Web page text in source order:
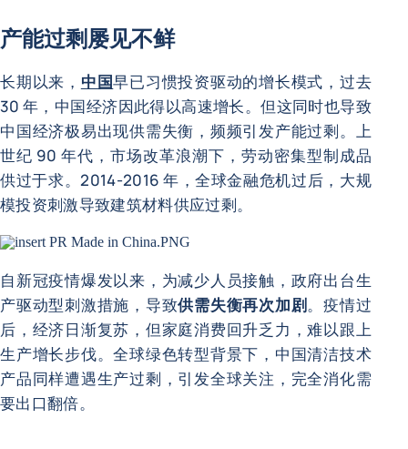
产能过剩屡见不鲜
长期以来， 中国早已习惯投资驱动的增长模式，过去
30 年，中国经济因此得以高速增长。但这同时也导致
中国经济极易出现供需失衡，频频引发产能过剩。上
世纪 90 年代，市场改革浪潮下，劳动密集型制成品
供过于求。2014-2016 年，全球金融危机过后，大规
模投资刺激导致建筑材料供应过剩。
自新冠疫情爆发以来，为减少人员接触，政府出台生
产驱动型刺激措施，导致供需失衡再次加剧。疫情过
后，经济日渐复苏，但家庭消费回升乏力，难以跟上
生产增长步伐。全球绿色转型背景下，中国清洁技术
产品同样遭遇生产过剩，引发全球关注，完全消化需
要出口翻倍。